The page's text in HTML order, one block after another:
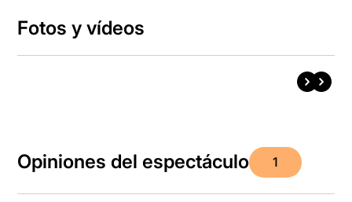
Fotos y vídeos
Opiniones del espectáculo 1